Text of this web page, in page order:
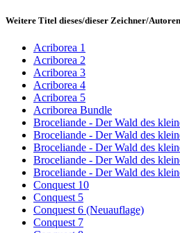
Weitere Titel dieses/dieser Zeichner/Autoren
Acriborea 1
Acriborea 2
Acriborea 3
Acriborea 4
Acriborea 5
Acriborea Bundle
Broceliande - Der Wald des
Broceliande - Der Wald des
Broceliande - Der Wald des
Broceliande - Der Wald des
Broceliande - Der Wald des
Conquest 10
Conquest 5
Conquest 6 (Neuauflage)
Conquest 7